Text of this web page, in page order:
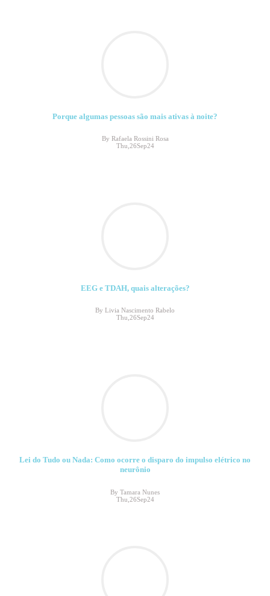
Porque algumas pessoas são mais ativas à noite?
By Rafaela Rossini Rosa
Thu,26Sep24
EEG e TDAH, quais alterações?
By Livia Nascimento Rabelo
Thu,26Sep24
Lei do Tudo ou Nada: Como ocorre o disparo do impulso elétrico no
neurônio
By Tamara Nunes
Thu,26Sep24